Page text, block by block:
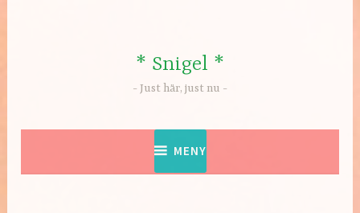
* Snigel *
Just här, just nu
MENY